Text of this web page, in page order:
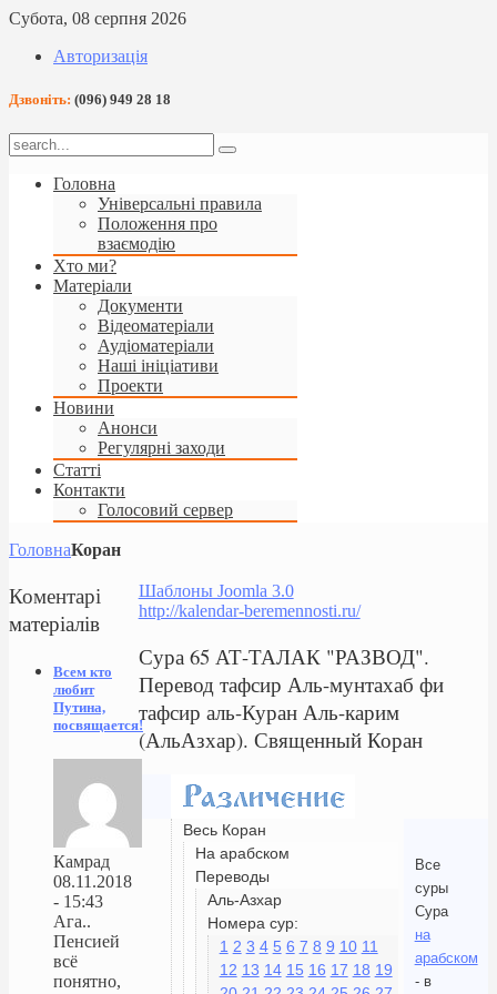
Субота, 08 серпня 2026
Авторизація
Дзвоніть: (096) 949 28 18
Головна
Універсальні правила
Положення про
взаємодію
Хто ми?
Матеріали
Документи
Відеоматеріали
Аудіоматеріали
Наші ініціативи
Проекти
Новини
Анонси
Регулярні заходи
Статті
Контакти
Голосовий сервер
ГоловнаКоран
Шаблоны Joomla 3.0
http://kalendar-beremennosti.ru/
Сура 65 АТ-ТАЛАК "РАЗВОД".
Перевод тафсир Аль-мунтахаб фи
тафсир аль-Куран Аль-карим
(АльАзхар). Священный Коран
Весь Коран
На арабском
Переводы
Аль-Азхар
Номера сур:
1 2 3 4 5 6 7 8 9 10 11
12 13 14 15 16 17 18 19
Все
суры
Сура
на
арабском
- в
Коментарі
матеріалів
Всем кто
любит
Путина,
посвящается!
Камрад
08.11.2018
- 15:43
Ага..
Пенсией
всё
понятно,